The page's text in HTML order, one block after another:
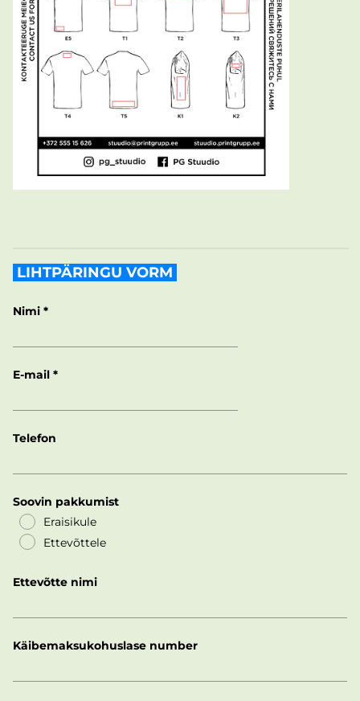
LIHTPÄRINGU VORM
Nimi
E-mail
Telefon
Soovin pakkumist
Eraisikule
Ettevõttele
Ettevõtte nimi
Käibemaksukohuslase number